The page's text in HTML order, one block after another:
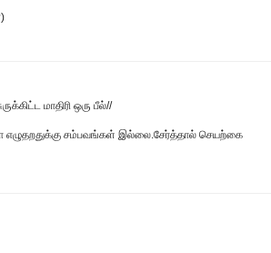
மாதிரி ஒரு பீல்//
சம்பவங்கள் இல்லை.சேர்த்தால் செயற்கை